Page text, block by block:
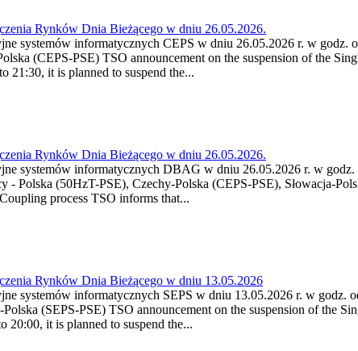
Rynków Dnia Bieżącego w dniu 26.05.2026.
systemów informatycznych CEPS w dniu 26.05.2026 r. w godz.
(CEPS-PSE) TSO announcement on the suspension of the
21:30, it is planned to suspend the...
Rynków Dnia Bieżącego w dniu 26.05.2026.
systemów informatycznych DBAG w dniu 26.05.2026 r. w
- Polska (50HzT-PSE), Czechy-Polska (CEPS-PSE), Słowacja-
process TSO informs that...
Rynków Dnia Bieżącego w dniu 13.05.2026
systemów informatycznych SEPS w dniu 13.05.2026 r. w godz.
(SEPS-PSE) TSO announcement on the suspension of the
20:00, it is planned to suspend the...